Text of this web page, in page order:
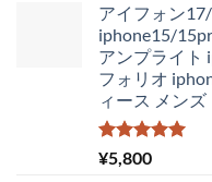
価
格
は
¥4,250
で
し
アイフォン
iphone15/
アンプライト
フォリオ
ィース メンズ
5段階中
5.00
¥5,800